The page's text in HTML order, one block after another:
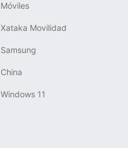
Móviles
Xataka Movilidad
Samsung
China
Windows 11